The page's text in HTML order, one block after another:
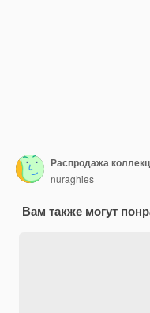
Распродажа
nuraghies
Вам также могут